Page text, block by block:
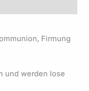
Firmung
und werden lose